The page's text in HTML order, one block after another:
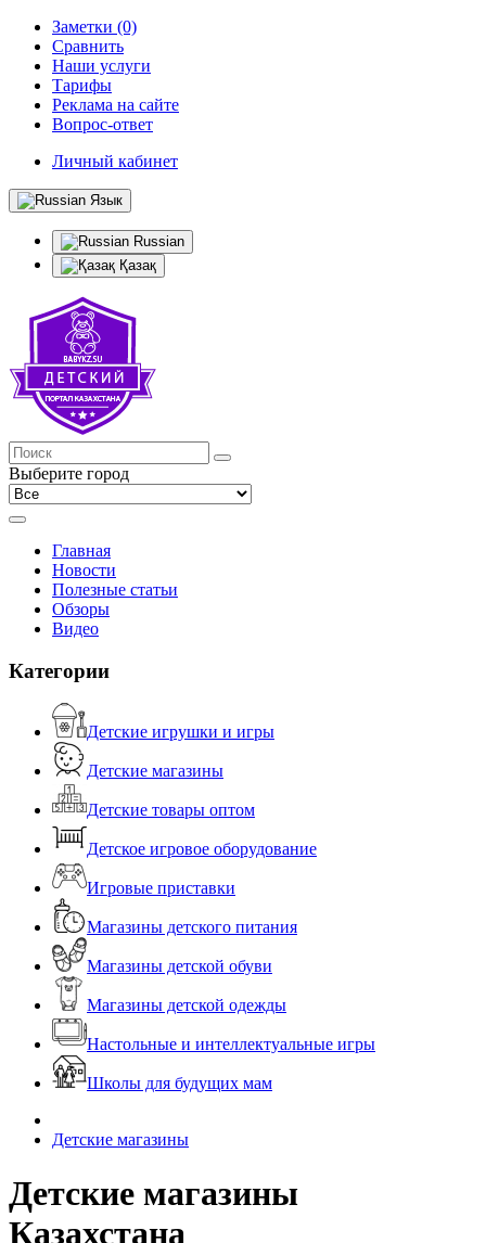
Заметки (0)
Сравнить
Наши услуги
Тарифы
Реклама на сайте
Вопрос-ответ
Личный кабинет
Язык
Russian
Қазақ
Выберите город
Главная
Новости
Полезные статьи
Обзоры
Видео
Категории
Детские игрушки и игры
Детские магазины
Детские товары оптом
Детское игровое оборудование
Игровые приставки
Магазины детского питания
Магазины детской обуви
Магазины детской одежды
Настольные и интеллектуальные игры
Школы для будущих мам
Детские магазины
Детские магазины
Казахстана